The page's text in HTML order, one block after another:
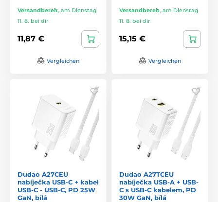
Versandbereit, am Dienstag
11. 8. bei dir
11,87 €
Vergleichen
Versandbereit, am Dienstag
11. 8. bei dir
15,15 €
Vergleichen
Dudao A27CEU
nabíječka USB-C + kabel
USB-C - USB-C, PD 25W
GaN, bílá
Dudao A27TCEU
nabíječka USB-A + USB-
C s USB-C kabelem, PD
30W GaN, bílá